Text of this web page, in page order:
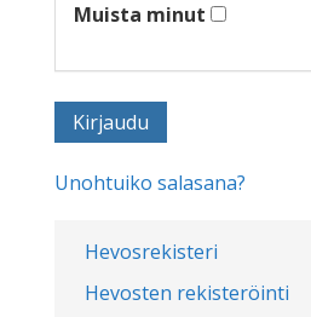
Hevosrekisteri
Hevosten rekisteröinti
Muista minut
Unohtuiko salasana?